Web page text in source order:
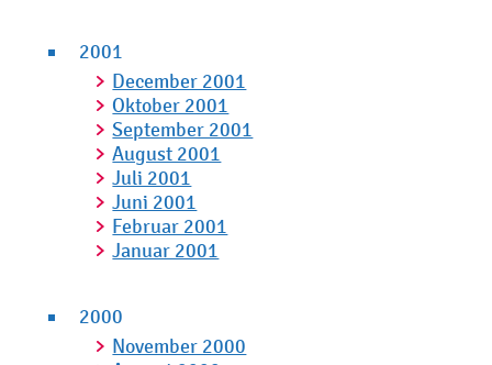
2001
December 2001
Oktober 2001
September 2001
August 2001
Juli 2001
Juni 2001
Februar 2001
Januar 2001
2000
November 2000